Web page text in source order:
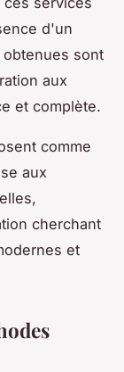
d'un
sont
aux
et complète.
comme
aux
cherchant
et